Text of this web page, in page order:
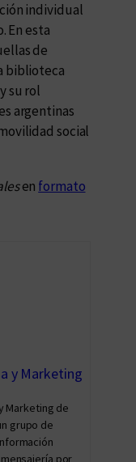
individual
En esta
de
biblioteca
su rol
argentinas
social
en formato
y Marketing
Marketing de
grupo de
por